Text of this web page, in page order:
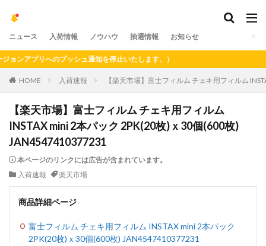
ニュース 入荷情報 ノウハウ 抽選情報 お知らせ
プリへのプッシュ通知を停止いたします。）
HOME 入荷速報 【楽天市場】富士フィルム チェキ用フィルム
【楽天市場】富士フィルム チェキ用フィルム
INSTAX mini 2本パック 2PK(20枚)ｘ30個(600枚)
JAN4547410377231
本ページのリンクには広告が含まれています。
入荷速報
楽天市場
商品詳細ページ
富士フィルム チェキ用フィルム INSTAX mini 2本パック
2PK(20枚)ｘ30個(600枚) JAN4547410377231